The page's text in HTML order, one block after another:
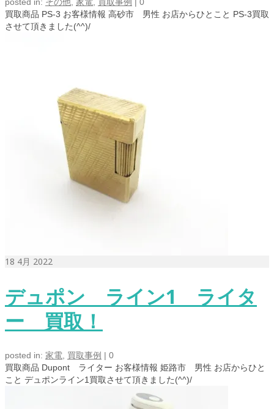
posted in: その他, 家電, 買取事例
0
買取商品 PS-3 お客様情報 高砂市 男性 お店からひとこと PS-3買取
させて頂きました(^^)/
18 4月 2022
デュポン ライン1 ライタ
ー 買取！
posted in: 家電, 買取事例 | 0
買取商品 Dupont ライター お客様情報 姫路市 男性 お店からひと
こと デュポンライン1買取させて頂きました(^^)/